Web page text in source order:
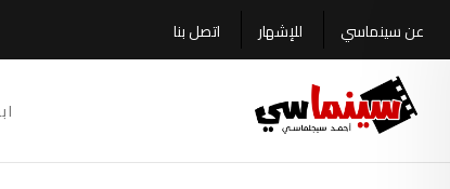
to
content
عن سينماسي للإشهار اتصل بنا